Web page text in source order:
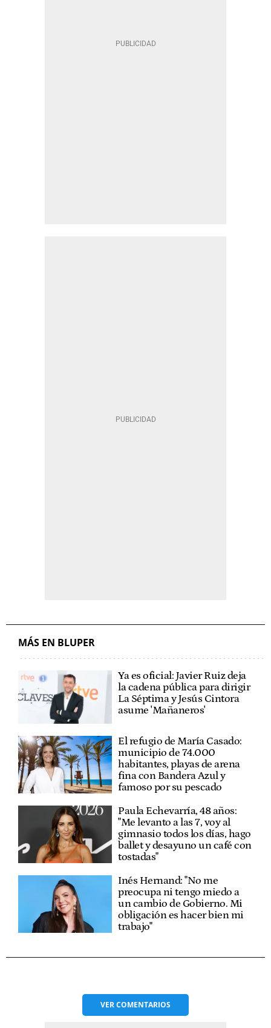
MÁS EN BLUPER
Ya es oficial: Javier Ruiz deja
la cadena pública para dirigir
La Séptima y Jesús Cintora
asume 'Mañaneros'
El refugio de María Casado:
municipio de 74.000
habitantes, playas de arena
fina con Bandera Azul y
famoso por su pescado
Paula Echevarría, 48 años:
"Me levanto a las 7, voy al
gimnasio todos los días, hago
ballet y desayuno un café con
tostadas"
Inés Hernand: "No me
preocupa ni tengo miedo a
un cambio de Gobierno. Mi
obligación es hacer bien mi
trabajo"
VERCOMENTARIOS